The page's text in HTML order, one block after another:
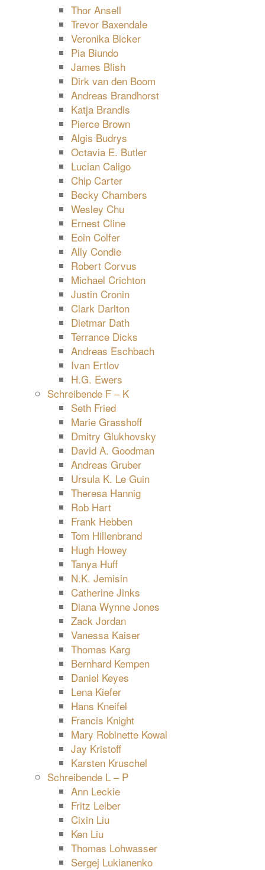
Thor Ansell
Trevor Baxendale
Veronika Bicker
Pia Biundo
James Blish
Dirk van den Boom
Andreas Brandhorst
Katja Brandis
Pierce Brown
Algis Budrys
Octavia E. Butler
Lucian Caligo
Chip Carter
Becky Chambers
Wesley Chu
Ernest Cline
Eoin Colfer
Ally Condie
Robert Corvus
Michael Crichton
Justin Cronin
Clark Darlton
Dietmar Dath
Terrance Dicks
Andreas Eschbach
Ivan Ertlov
H.G. Ewers
Schreibende F – K
Seth Fried
Marie Grasshoff
Dmitry Glukhovsky
David A. Goodman
Andreas Gruber
Ursula K. Le Guin
Theresa Hannig
Rob Hart
Frank Hebben
Tom Hillenbrand
Hugh Howey
Tanya Huff
N.K. Jemisin
Catherine Jinks
Diana Wynne Jones
Zack Jordan
Vanessa Kaiser
Thomas Karg
Bernhard Kempen
Daniel Keyes
Lena Kiefer
Hans Kneifel
Francis Knight
Mary Robinette Kowal
Jay Kristoff
Karsten Kruschel
Schreibende L – P
Ann Leckie
Fritz Leiber
Cixin Liu
Ken Liu
Thomas Lohwasser
Sergej Lukianenko